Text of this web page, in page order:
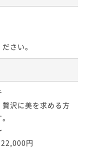
さい。
沢に美を求める方
円